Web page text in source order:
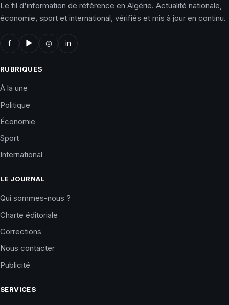
Le fil d'information de référence en Algérie. Actualité nationale,
économie, sport et international, vérifiés et mis à jour en continu.
f ▶ ◎ in
RUBRIQUES
À la une
Politique
Économie
Sport
International
LE JOURNAL
Qui sommes-nous ?
Charte éditoriale
Corrections
Nous contacter
Publicité
SERVICES